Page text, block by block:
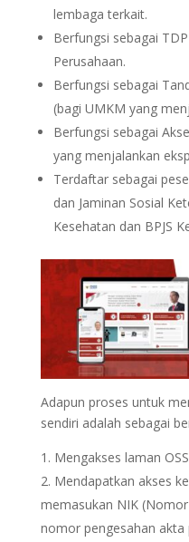
lembaga terkait.
Berfungsi sebagai
Perusahaan.
Berfungsi sebagai
(bagi UMKM yang
Berfungsi sebagai
yang menjalankan
Terdaftar sebagai
dan Jaminan Sosial
Kesehatan dan BPJS
Adapun proses untuk
sendiri adalah sebagai
Mengakses laman
Mendapatkan akses
memasukan NIK
nomor pengesahan akta